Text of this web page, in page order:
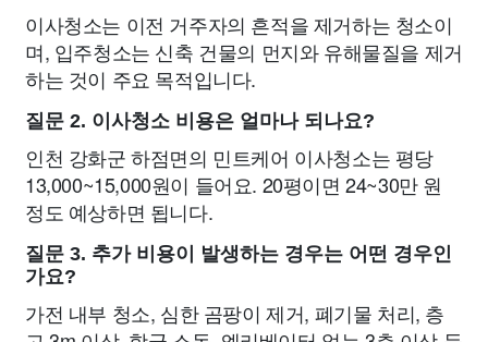
이사청소는 이전 거주자의 흔적을 제거하는 청소이
며, 입주청소는 신축 건물의 먼지와 유해물질을 제거
하는 것이 주요 목적입니다.
질문 2. 이사청소 비용은 얼마나 되나요?
인천 강화군 하점면의 민트케어 이사청소는 평당
13,000~15,000원이 들어요. 20평이면 24~30만 원
정도 예상하면 됩니다.
질문 3. 추가 비용이 발생하는 경우는 어떤 경우인
가요?
가전 내부 청소, 심한 곰팡이 제거, 폐기물 처리, 층